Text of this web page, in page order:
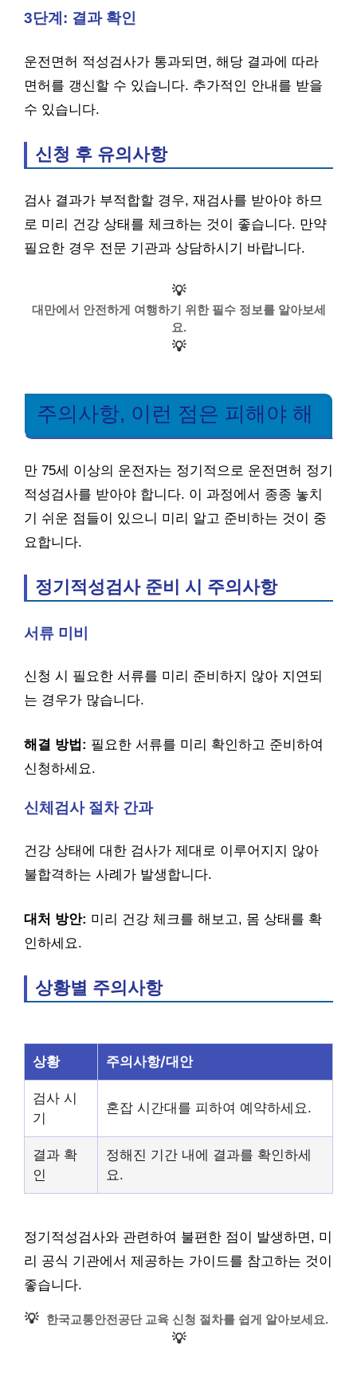
3단계: 결과 확인
운전면허 적성검사가 통과되면, 해당 결과에 따라
면허를 갱신할 수 있습니다. 추가적인 안내를 받을
수 있습니다.
신청 후 유의사항
검사 결과가 부적합할 경우, 재검사를 받아야 하므
로 미리 건강 상태를 체크하는 것이 좋습니다. 만약
필요한 경우 전문 기관과 상담하시기 바랍니다.
💡
대만에서 안전하게 여행하기 위한 필수 정보를 알아보세
요.
💡
주의사항, 이런 점은 피해야 해
만 75세 이상의 운전자는 정기적으로 운전면허 정기
적성검사를 받아야 합니다. 이 과정에서 종종 놓치
기 쉬운 점들이 있으니 미리 알고 준비하는 것이 중
요합니다.
정기적성검사 준비 시 주의사항
서류 미비
신청 시 필요한 서류를 미리 준비하지 않아 지연되
는 경우가 많습니다.
해결 방법: 필요한 서류를 미리 확인하고 준비하여
신청하세요.
신체검사 절차 간과
건강 상태에 대한 검사가 제대로 이루어지지 않아
불합격하는 사례가 발생합니다.
대처 방안: 미리 건강 체크를 해보고, 몸 상태를 확
인하세요.
상황별 주의사항
상황 주의사항/대안
검사 시
기
혼잡 시간대를 피하여 예약하세요.
결과 확
인
정해진 기간 내에 결과를 확인하세
요.
정기적성검사와 관련하여 불편한 점이 발생하면, 미
리 공식 기관에서 제공하는 가이드를 참고하는 것이
좋습니다.
💡 한국교통안전공단 교육 신청 절차를 쉽게 알아보세요.
💡